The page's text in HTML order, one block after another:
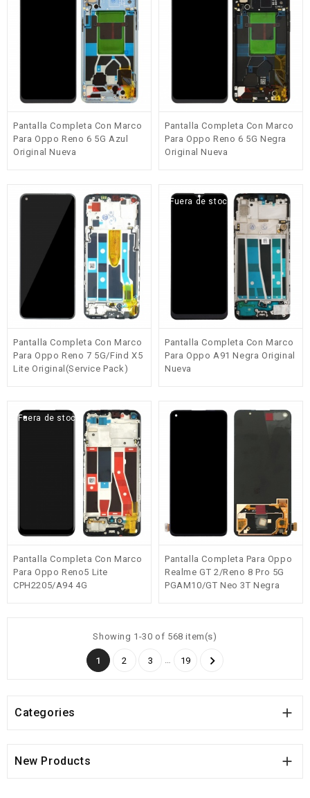
Pantalla Completa Con Marco
Para Oppo Reno 6 5G Azul
Original Nueva
Pantalla Completa Con Marco
Para Oppo Reno 6 5G Negra
Original Nueva
Pantalla Completa Con Marco
Para Oppo Reno 7 5G/Find X5
Lite Original(Service Pack)
Fuera de stock
Pantalla Completa Con Marco
Para Oppo A91 Negra Original
Nueva
Fuera de stock
Pantalla Completa Con Marco
Para Oppo Reno5 Lite
CPH2205/A94 4G
Pantalla Completa Para Oppo
Realme GT 2/Reno 8 Pro 5G
PGAM10/GT Neo 3T Negra
Showing 1-30 of 568 item(s)
1 2 3 … 19 
Categories 
New Products 